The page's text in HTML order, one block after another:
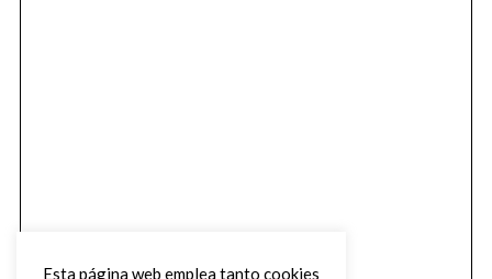
Esta página web emplea tanto cookies